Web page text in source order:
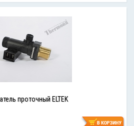
проточный ELTEK